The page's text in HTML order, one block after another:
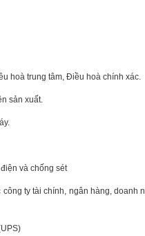
hoà trung tâm, Điều hoà chính xác.
sản xuất.
và chống sét
ty tài chính, ngân hàng, doanh